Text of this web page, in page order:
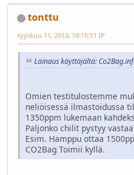
tonttu
syyskuu 11, 2013, 18:15:51 IP
Lainaus käyttäjältä:
Omien testitulostemme
neliöisessä ilmastoidussa
1350ppm lukemaan
Paljonko chilit pystyy
Esim. Hamppu ottaa
CO2Bag Toimii kyllä.